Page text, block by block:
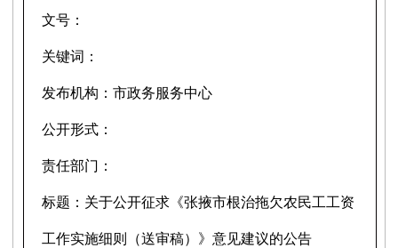
文号：
关键词：
发布机构：市政务服务中心
公开形式：
责任部门：
标题： 关于公开征求《张掖市根治拖欠农民工工资
工作实施细则（送审稿）》意见建议的公告